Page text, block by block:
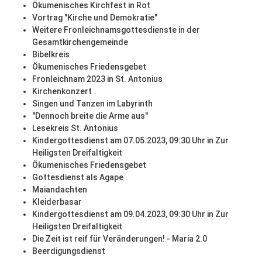
Ökumenisches Kirchfest in Rot
Vortrag "Kirche und Demokratie"
Weitere Fronleichnamsgottesdienste in der
Gesamtkirchengemeinde
Bibelkreis
Ökumenisches Friedensgebet
Fronleichnam 2023 in St. Antonius
Kirchenkonzert
Singen und Tanzen im Labyrinth
"Dennoch breite die Arme aus"
Lesekreis St. Antonius
Kindergottesdienst am 07.05.2023, 09:30 Uhr in Zur
Heiligsten Dreifaltigkeit
Ökumenisches Friedensgebet
Gottesdienst als Agape
Maiandachten
Kleiderbasar
Kindergottesdienst am 09.04.2023, 09:30 Uhr in Zur
Heiligsten Dreifaltigkeit
Die Zeit ist reif für Veränderungen! - Maria 2.0
Beerdigungsdienst